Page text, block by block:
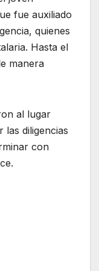
fue auxiliado
quienes
Hasta el
manera
al lugar
las diligencias
con